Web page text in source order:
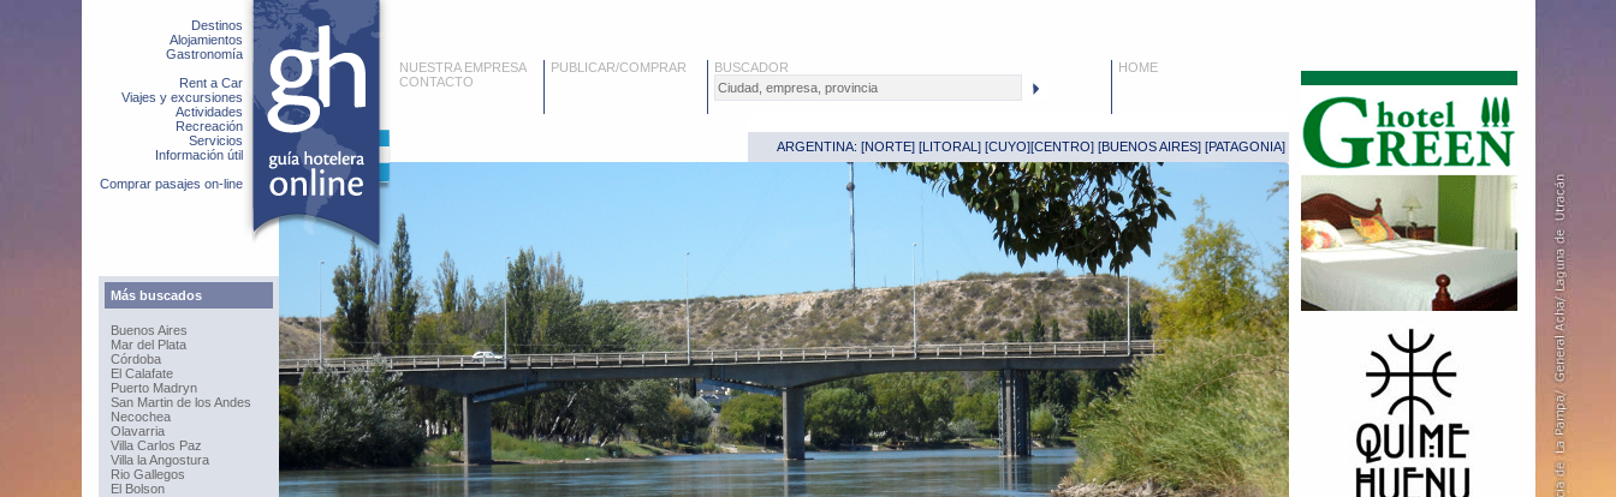
Destinos
Alojamientos
Gastronomía
Rent a Car
Viajes y excursiones
Actividades
Recreación
Servicios
Información útil
Comprar pasajes on-line
Más buscados
Buenos Aires
Mar del Plata
Córdoba
El Calafate
Puerto Madryn
San Martin de los Andes
Necochea
Olavarria
Villa Carlos Paz
Villa la Angostura
Rio Gallegos
El Bolson
NUESTRA EMPRESA
CONTACTO
PUBLICAR/COMPRAR BUSCADOR HOME
ARGENTINA: [NORTE] [LITORAL ] [CUYO][CENTRO] [BUENOS AIRES] [PATAGONIA]